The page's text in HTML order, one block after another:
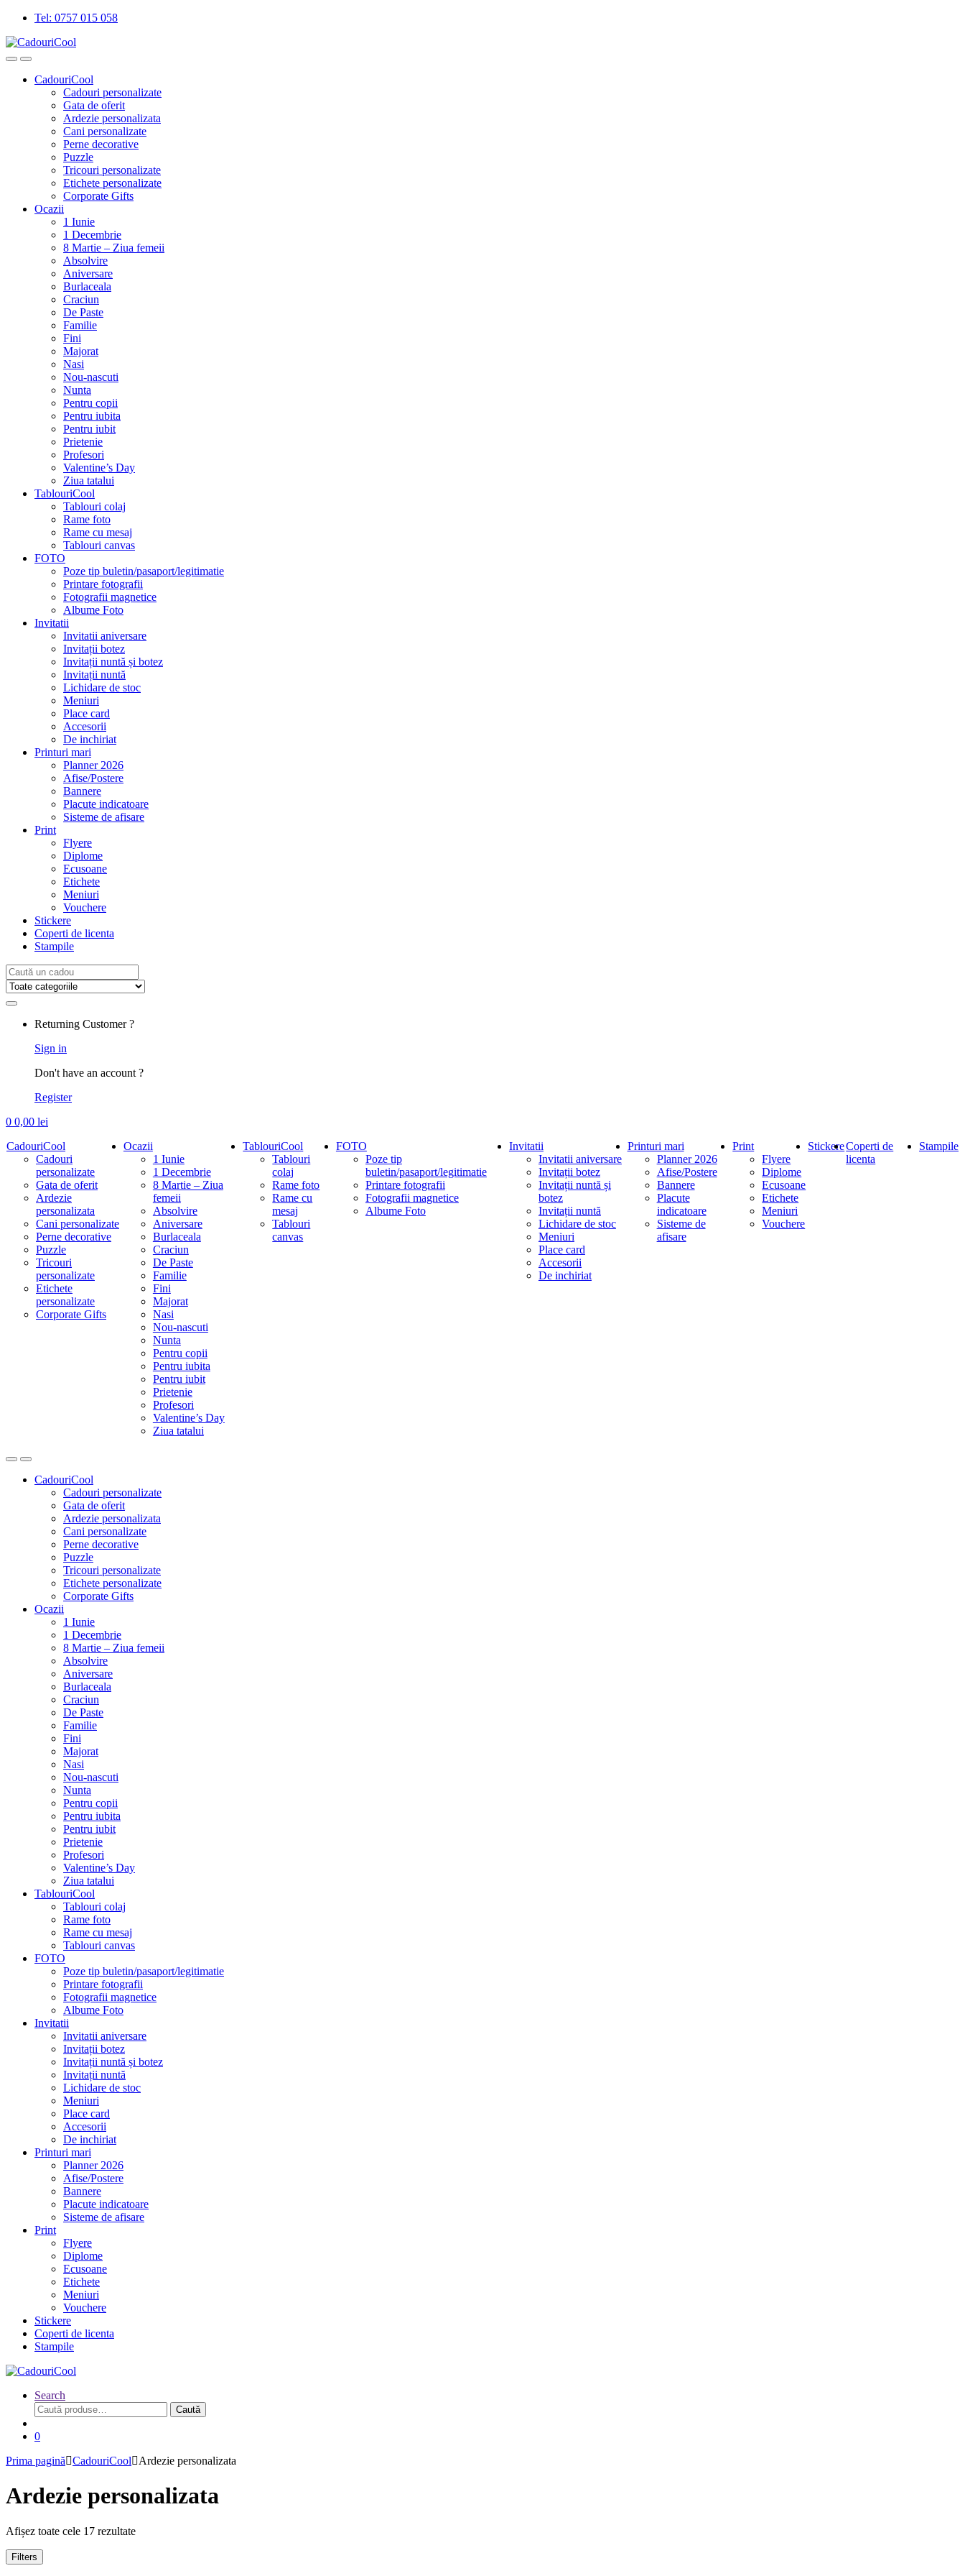
Tel: 0757 015 058
CadouriCool
Cadouri personalizate
Gata de oferit
Ardezie personalizata
Cani personalizate
Perne decorative
Puzzle
Tricouri personalizate
Etichete personalizate
Corporate Gifts
Ocazii
1 Iunie
1 Decembrie
8 Martie – Ziua femeii
Absolvire
Aniversare
Burlaceala
Craciun
De Paste
Familie
Fini
Majorat
Nasi
Nou-nascuti
Nunta
Pentru copii
Pentru iubita
Pentru iubit
Prietenie
Profesori
Valentine’s Day
Ziua tatalui
TablouriCool
Tablouri colaj
Rame foto
Rame cu mesaj
Tablouri canvas
FOTO
Poze tip buletin/pasaport/legitimatie
Printare fotografii
Fotografii magnetice
Albume Foto
Invitatii
Invitatii aniversare
Invitații botez
Invitații nuntă și botez
Invitații nuntă
Lichidare de stoc
Meniuri
Place card
Accesorii
De inchiriat
Printuri mari
Planner 2026
Afise/Postere
Bannere
Placute indicatoare
Sisteme de afisare
Print
Flyere
Diplome
Ecusoane
Etichete
Meniuri
Vouchere
Stickere
Coperti de licenta
Stampile
Search
for:
Returning Customer ?
Sign in
Don't have an account ?
Register
0 0,00 lei
CadouriCool
Cadouri
personalizate
Gata de oferit
Ardezie
personalizata
Cani personalizate
Perne decorative
Puzzle
Tricouri
personalizate
Etichete
personalizate
Corporate Gifts
Ocazii
1 Iunie
1 Decembrie
8 Martie – Ziua
femeii
Absolvire
Aniversare
Burlaceala
Craciun
De Paste
Familie
Fini
Majorat
Nasi
Nou-nascuti
Nunta
Pentru copii
Pentru iubita
Pentru iubit
Prietenie
Profesori
Valentine’s Day
Ziua tatalui
TablouriCool
Tablouri
colaj
Rame foto
Rame cu
mesaj
Tablouri
canvas
FOTO
Poze tip
buletin/pasaport/legitimatie
Printare fotografii
Fotografii magnetice
Albume Foto
Invitatii
Invitatii aniversare
Invitații botez
Invitații nuntă și
botez
Invitații nuntă
Lichidare de stoc
Meniuri
Place card
Accesorii
De inchiriat
Printuri mari
Planner 2026
Afise/Postere
Bannere
Placute
indicatoare
Sisteme de
afisare
Print
Flyere
Diplome
Ecusoane
Etichete
Meniuri
Vouchere
StickereCoperti de
licenta
Stampile
CadouriCool
Cadouri personalizate
Gata de oferit
Ardezie personalizata
Cani personalizate
Perne decorative
Puzzle
Tricouri personalizate
Etichete personalizate
Corporate Gifts
Ocazii
1 Iunie
1 Decembrie
8 Martie – Ziua femeii
Absolvire
Aniversare
Burlaceala
Craciun
De Paste
Familie
Fini
Majorat
Nasi
Nou-nascuti
Nunta
Pentru copii
Pentru iubita
Pentru iubit
Prietenie
Profesori
Valentine’s Day
Ziua tatalui
TablouriCool
Tablouri colaj
Rame foto
Rame cu mesaj
Tablouri canvas
FOTO
Poze tip buletin/pasaport/legitimatie
Printare fotografii
Fotografii magnetice
Albume Foto
Invitatii
Invitatii aniversare
Invitații botez
Invitații nuntă și botez
Invitații nuntă
Lichidare de stoc
Meniuri
Place card
Accesorii
De inchiriat
Printuri mari
Planner 2026
Afise/Postere
Bannere
Placute indicatoare
Sisteme de afisare
Print
Flyere
Diplome
Ecusoane
Etichete
Meniuri
Vouchere
Stickere
Coperti de licenta
Stampile
Search
Caută
după:
Caută
0
Prima pagină
CadouriCool Ardezie personalizata
Ardezie personalizata
Afișez toate cele 17 rezultate
Filters